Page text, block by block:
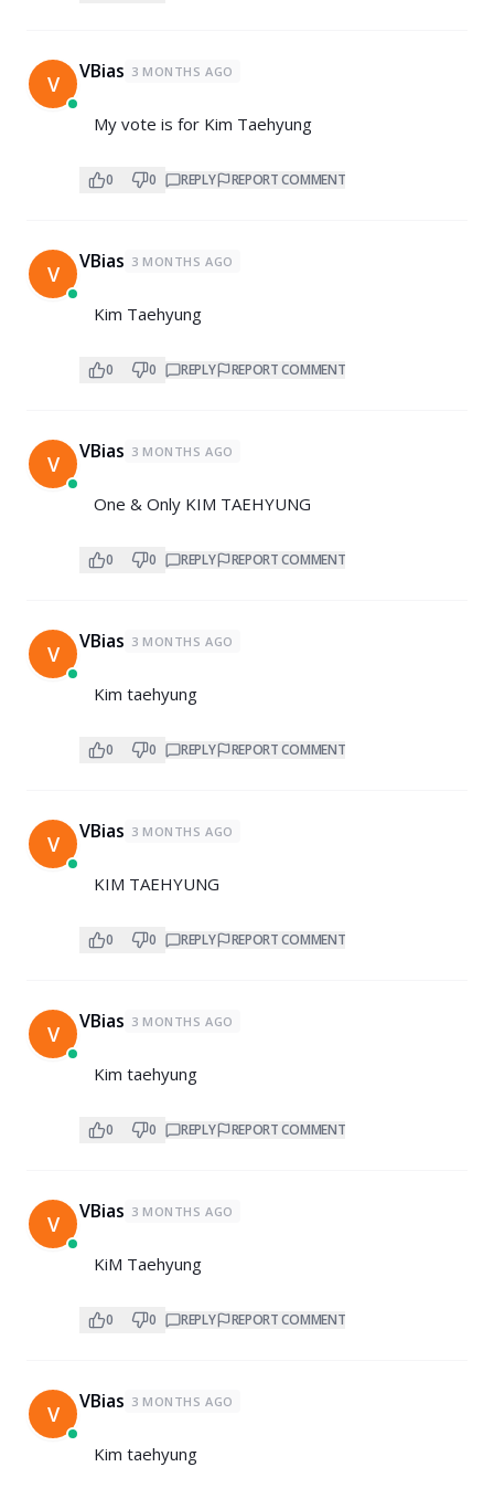
V VBias 3 MONTHS AGO
My vote is for Kim Taehyung
0 0 REPLY REPORT COMMENT
V VBias 3 MONTHS AGO
Kim Taehyung
0 0 REPLY REPORT COMMENT
V VBias 3 MONTHS AGO
One & Only KIM TAEHYUNG
0 0 REPLY REPORT COMMENT
V VBias 3 MONTHS AGO
Kim taehyung
0 0 REPLY REPORT COMMENT
V VBias 3 MONTHS AGO
KIM TAEHYUNG
0 0 REPLY REPORT COMMENT
V VBias 3 MONTHS AGO
Kim taehyung
0 0 REPLY REPORT COMMENT
V VBias 3 MONTHS AGO
KiM Taehyung
0 0 REPLY REPORT COMMENT
V VBias 3 MONTHS AGO
Kim taehyung